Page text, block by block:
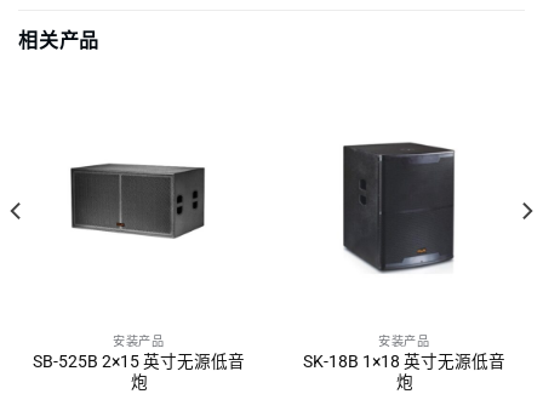
相关产品
安装产品
SB-525B 2×15 英寸无源低音
炮
安装产品
SK-18B 1×18 英寸无源低音
炮